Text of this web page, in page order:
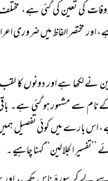
کی تعین کی گئی ہے،
اور مختصر الفاظ میں ضروری
نے لکھا ہے اور دونوں کا
نام سے مشہور ہو گئی ہے۔
اس بارے میں کوئی تفصیل
الجلالین‘‘ کہنا چاہیے ۔